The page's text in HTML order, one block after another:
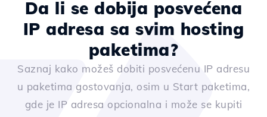
Da li se dobija posvećena
IP adresa sa svim hosting
paketima?
Saznaj kako možeš dobiti posvećenu IP adresu
u paketima gostovanja, osim u Start paketima,
gde je IP adresa opcionalna i može se kupiti